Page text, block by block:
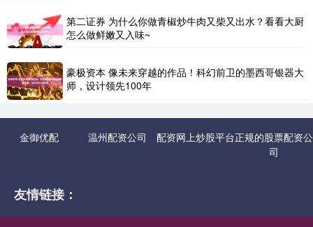
第二证券 为什么你做青椒炒牛肉又柴又出水？看看大厨
怎么做鲜嫩又入味~
豪极资本 像未来穿越的作品！科幻前卫的墨西哥银器大
师，设计领先100年
金御优配 温州配资公司 配资网上炒股平台正规的股票配资公
司
友情链接：